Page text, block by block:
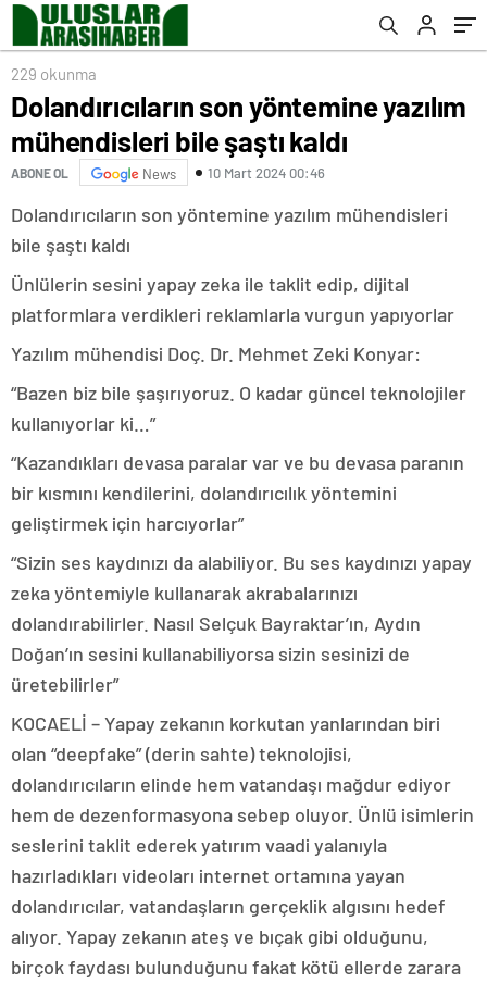
229 okunma
Dolandırıcıların son yöntemine yazılım
mühendisleri bile şaştı kaldı
ABONE OL News 10 Mart 2024 00:46
Dolandırıcıların son yöntemine yazılım mühendisleri
bile şaştı kaldı
Ünlülerin sesini yapay zeka ile taklit edip, dijital
platformlara verdikleri reklamlarla vurgun yapıyorlar
Yazılım mühendisi Doç. Dr. Mehmet Zeki Konyar:
“Bazen biz bile şaşırıyoruz. O kadar güncel teknolojiler
kullanıyorlar ki…”
“Kazandıkları devasa paralar var ve bu devasa paranın
bir kısmını kendilerini, dolandırıcılık yöntemini
geliştirmek için harcıyorlar”
“Sizin ses kaydınızı da alabiliyor. Bu ses kaydınızı yapay
zeka yöntemiyle kullanarak akrabalarınızı
dolandırabilirler. Nasıl Selçuk Bayraktar’ın, Aydın
Doğan’ın sesini kullanabiliyorsa sizin sesinizi de
üretebilirler”
KOCAELİ – Yapay zekanın korkutan yanlarından biri
olan “deepfake” (derin sahte) teknolojisi,
dolandırıcıların elinde hem vatandaşı mağdur ediyor
hem de dezenformasyona sebep oluyor. Ünlü isimlerin
seslerini taklit ederek yatırım vaadi yalanıyla
hazırladıkları videoları internet ortamına yayan
dolandırıcılar, vatandaşların gerçeklik algısını hedef
alıyor. Yapay zekanın ateş ve bıçak gibi olduğunu,
birçok faydası bulunduğunu fakat kötü ellerde zarara